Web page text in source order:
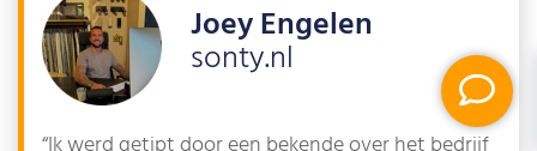
Joey Engelen
sonty.nl